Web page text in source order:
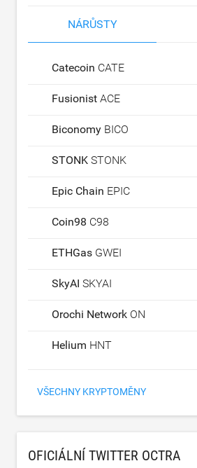
NÁRŮSTY
Catecoin CATE
Fusionist ACE
Biconomy BICO
STONK STONK
Epic Chain EPIC
Coin98 C98
ETHGas GWEI
SkyAI SKYAI
Orochi Network ON
Helium HNT
VŠECHNY KRYPTOMĚNY
OFICIÁLNÍ TWITTER OCTRA